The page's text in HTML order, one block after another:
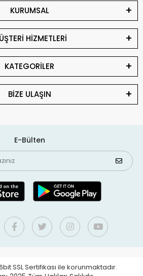
KURUMSAL
HİZMETLERİ
KATEGORİLER
BİZE ULAŞIN
E-Bülten
SSL Sertifikası ile korunmaktadır.